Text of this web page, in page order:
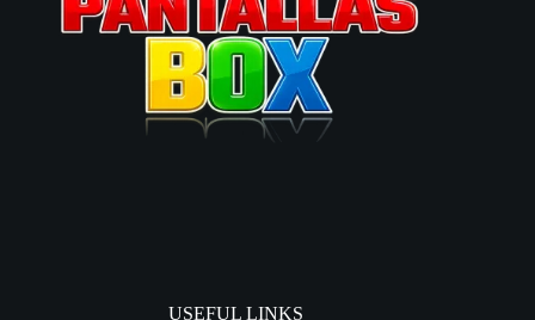
USEFUL LINKS